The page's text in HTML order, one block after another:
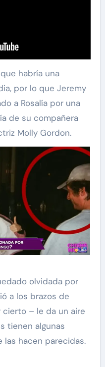
habría una
por lo que Jeremy
a Rosalía por una
de su compañera
Molly Gordon.
olvidada por
a los brazos de
cierto – le da un aire
tienen algunas
hacen parecidas.